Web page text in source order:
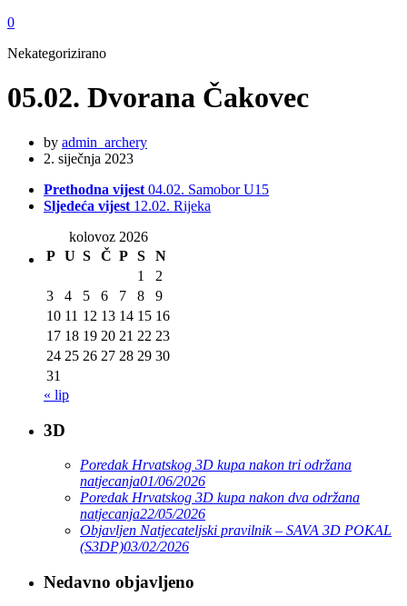
0
Nekategorizirano
05.02. Dvorana Čakovec
by admin_archery
2. siječnja 2023
Prethodna vijest 04.02. Samobor U15
Sljedeća vijest 12.02. Rijeka
kolovoz 2026
P U S Č P S
N
1
2
3
4 5 6 7 8
9
10 11 12 13 14 15 16
17 18 19 20 21 22 23
24 25 26 27 28 29 30
31
« lip
3D
Poredak Hrvatskog 3D kupa nakon tri održana
natjecanja01/06/2026
Poredak Hrvatskog 3D kupa nakon dva održana
natjecanja22/05/2026
Objavljen Natjecateljski pravilnik – SAVA 3D POKAL
(S3DP)03/02/2026
Nedavno objavljeno